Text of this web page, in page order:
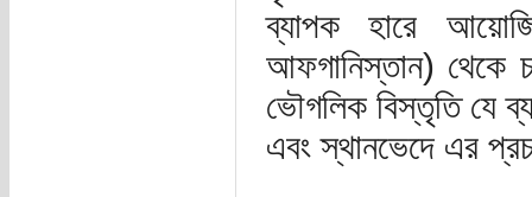
ব্যাপক হারে
আফগানিস্তান) থেকে
ভৌগলিক বিস্তৃতি যে
এবং স্থানভেদে এর